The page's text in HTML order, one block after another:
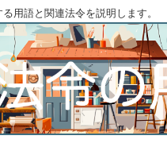
用語と関連法令を説明します。